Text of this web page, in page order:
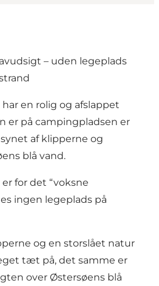
– uden legeplads
en rolig og afslappet
er på campingpladsen er
af klipperne og
blå vand.
for det “voksne
ingen legeplads på
og en storslået natur
tæt på, det samme er
over Østersøens blå